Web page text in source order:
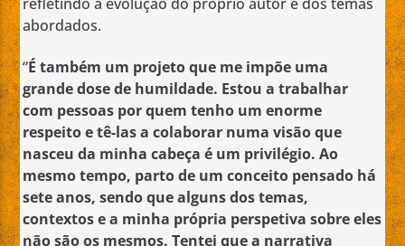
abordados.
“É também um projeto que me impõe uma
grande dose de humildade. Estou a trabalhar
com pessoas por quem tenho um enorme
respeito e tê-las a colaborar numa visão que
nasceu da minha cabeça é um privilégio. Ao
mesmo tempo, parto de um conceito pensado há
sete anos, sendo que alguns dos temas,
contextos e a minha própria perspetiva sobre eles
não são os mesmos. Tentei que a narrativa